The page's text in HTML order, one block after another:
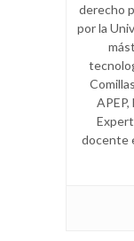
derecho
por la
docente